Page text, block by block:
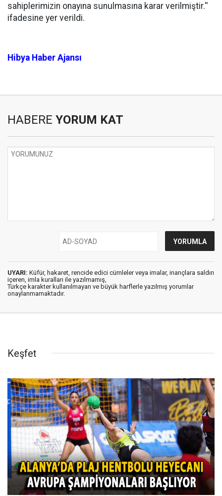
sahiplerimizin onayına sunulmasına karar verilmiştir.''
ifadesine yer verildi.
Hibya Haber Ajansı
HABERE YORUM KAT
UYARI: Küfür, hakaret, rencide edici cümleler veya imalar, inançlara saldırı
içeren, imla kuralları ile yazılmamış,
Türkçe karakter kullanılmayan ve büyük harflerle yazılmış yorumlar
onaylanmamaktadır.
Keşfet